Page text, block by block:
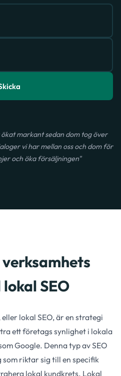
markant sedan dom tog över
vi har mellan oss och dom för
och öka försäljningen"
SEO
lokal SEO, är en strategi
ett företags synlighet i lokala
Google. Denna typ av SEO
riktar sig till en specifik
lokal kundkrets. Lokal